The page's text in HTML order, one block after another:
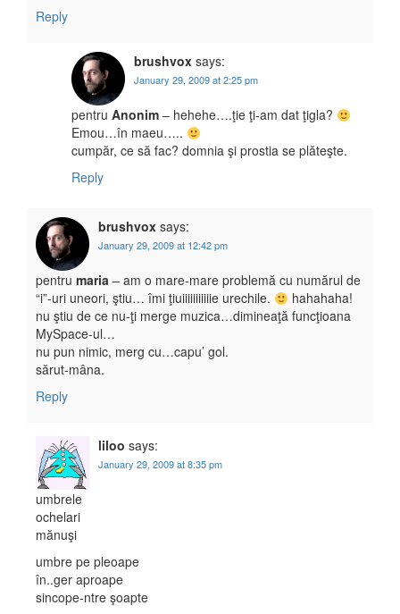
Reply
brushvox says:
January 29, 2009 at 2:25 pm
pentru Anonim – hehehe….ţie ţi-am dat ţigla?
Emou…în maeu…..
cumpăr, ce să fac? domnia şi prostia se plăteşte.
Reply
brushvox says:
January 29, 2009 at 12:42 pm
pentru maria – am o mare-mare problemă cu numărul de
“i”-uri uneori, ştiu… îmi ţiuiiiiiiiiiiie urechile.
hahahaha!
nu ştiu de ce nu-ţi merge muzica…dimineaţă funcţioana
MySpace-ul…
nu pun nimic, merg cu…capu’ gol.
sărut-mâna.
Reply
liloo says:
January 29, 2009 at 8:35 pm
umbrele
ochelari
mănuşi
umbre pe pleoape
în..ger aproape
sincope-ntre şoapte